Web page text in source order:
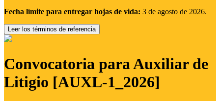
Fecha límite para entregar hojas de vida: 3 de agosto de 2026.
Leer los términos de referencia
Convocatoria para Auxiliar de
Litigio [AUXL-1_2026]